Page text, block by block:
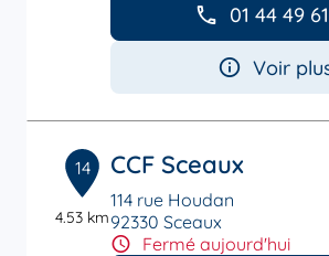
01 44 49
Voir
14
4.53 km
CCF Sceaux
114 rue Houdan
92330 Sceaux
Fermé aujourd'hui